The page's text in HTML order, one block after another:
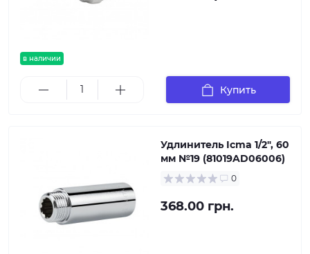
в наличии
Купить
Удлинитель Icma 1/2", 60
мм №19 (81019AD06006)
0
368.00 грн.